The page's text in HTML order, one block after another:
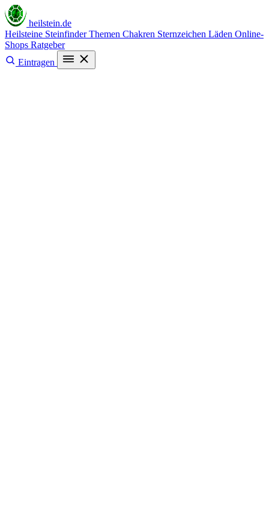
heilstein.de
Heilsteine SteinfinderThemen Chakren Sternzeichen Läden Online-
Shops Ratgeber
Eintragen